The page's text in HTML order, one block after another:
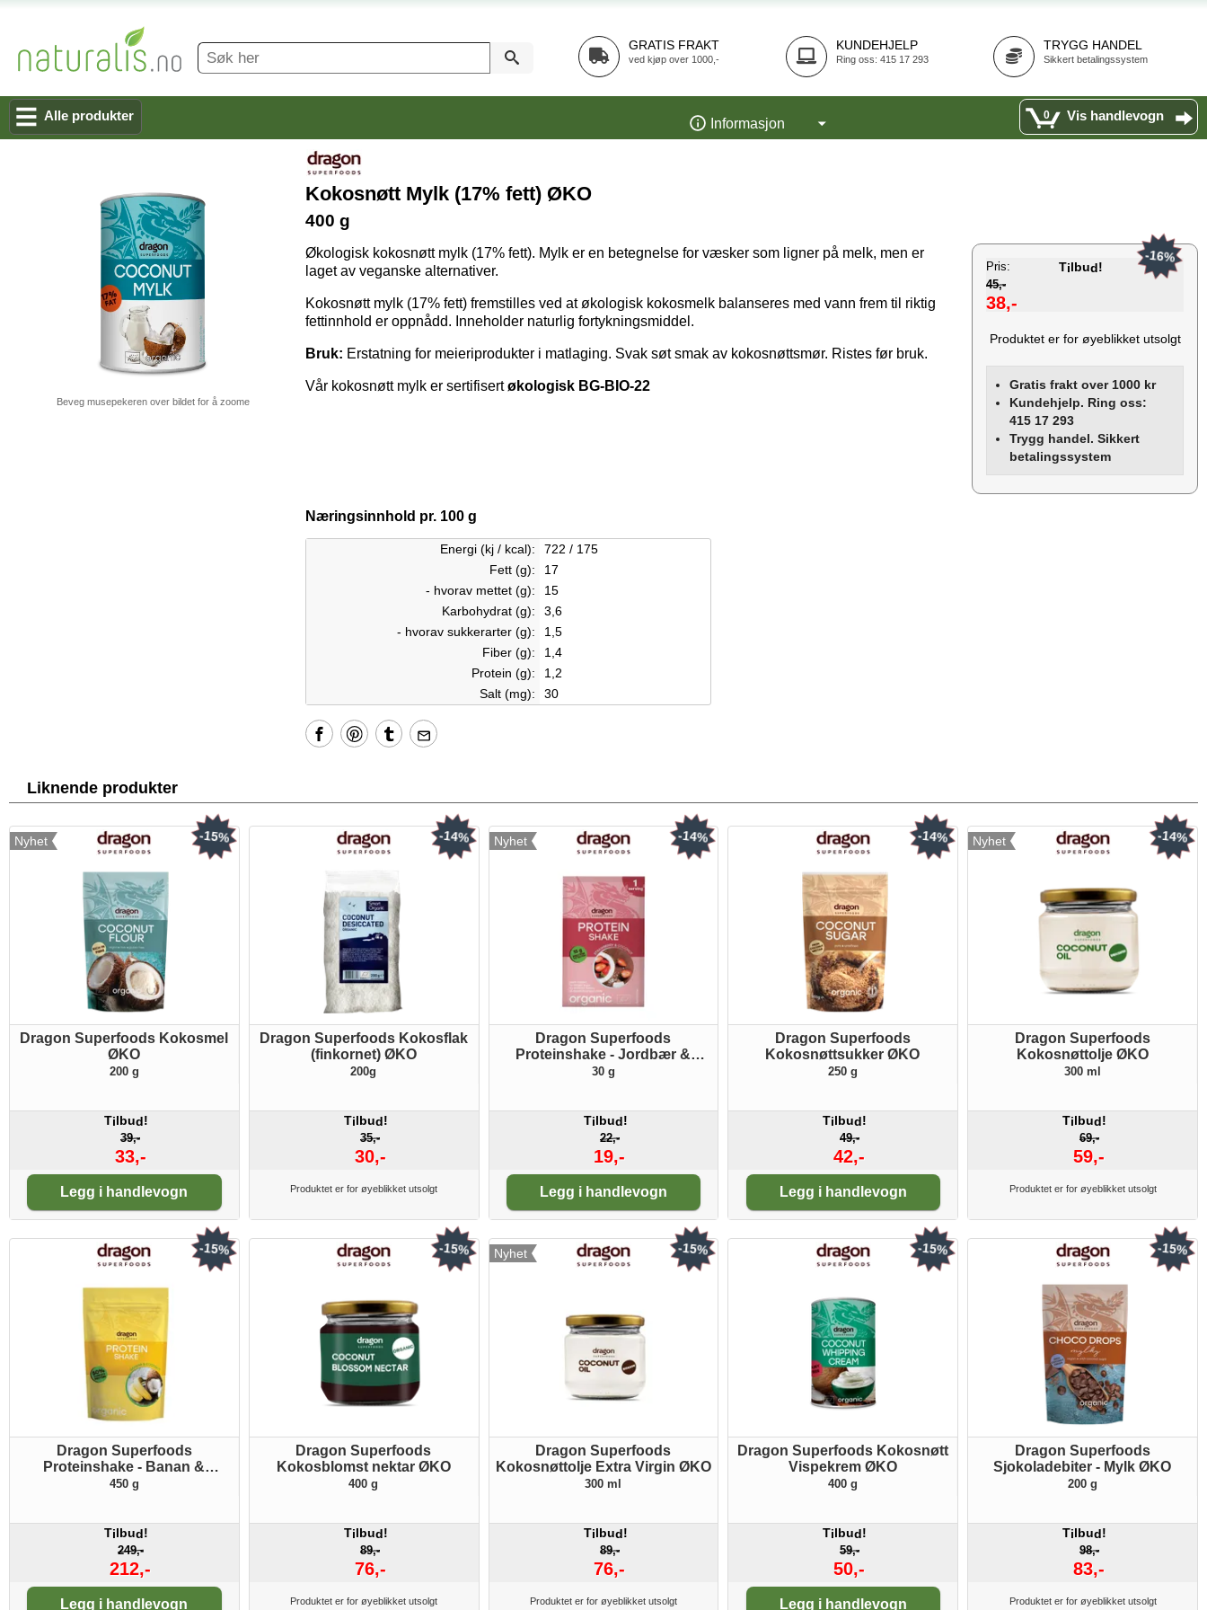
GRATIS FRAKT
ved kjøp over 1000,-
KUNDEHJELP
Ring oss: 415 17 293
TRYGG HANDEL
Sikkert betalingssystem
Alle produkter 0 Vis handlevogn
Informasjon
Kokosnøtt Mylk (17% fett) ØKO
400 g
Beveg musepekeren over bildet for å zoome
Pris: Tilbud!
45,-
38,-
-16%
Produktet er for øyeblikket utsolgt
Gratis frakt over 1000 kr
Kundehjelp. Ring oss:
415 17 293
Trygg handel. Sikkert
betalingssystem
Økologisk kokosnøtt mylk (17% fett). Mylk er en betegnelse for væsker som ligner på melk, men er
laget av veganske alternativer.
Kokosnøtt mylk (17% fett) fremstilles ved at økologisk kokosmelk balanseres med vann frem til riktig
fettinnhold er oppnådd. Inneholder naturlig fortykningsmiddel.
Bruk: Erstatning for meieriprodukter i matlaging. Svak søt smak av kokosnøttsmør. Ristes før bruk.
Vår kokosnøtt mylk er sertifisertøkologisk BG-BIO-22
Næringsinnhold pr. 100 g
Energi (kj / kcal):
722 / 175
Fett (g):
17
- hvorav mettet (g):
15
Karbohydrat (g):
3,6
- hvorav sukkerarter (g):
1,5
Fiber (g):
1,4
Protein (g):
1,2
Salt (mg):
30
Liknende produkter
Nyhet
Dragon Superfoods Kokosmel
ØKO
200 g
Tilbud!
39,-
33,-
-15%
Legg i handlevogn
Dragon Superfoods Kokosflak
(finkornet) ØKO
200g
Tilbud!
35,-
30,-
-14%
Produktet er for øyeblikket utsolgt
Nyhet
Dragon Superfoods
Proteinshake - Jordbær &
kokosnøtt ØKO porsjonspakke
30 g
Tilbud!
22,-
19,-
-14%
Legg i handlevogn
Dragon Superfoods
Kokosnøttsukker ØKO
250 g
Tilbud!
49,-
42,-
-14%
Legg i handlevogn
Nyhet
Dragon Superfoods
Kokosnøttolje ØKO
300 ml
Tilbud!
69,-
59,-
-14%
Produktet er for øyeblikket utsolgt
Dragon Superfoods
Proteinshake - Banan &
Kokosnøtt ØKO
450 g
Tilbud!
249,-
212,-
-15%
Legg i handlevogn
Dragon Superfoods
Kokosblomst nektar ØKO
400 g
Tilbud!
89,-
76,-
-15%
Produktet er for øyeblikket utsolgt
Nyhet
Dragon Superfoods
Kokosnøttolje Extra Virgin ØKO
300 ml
Tilbud!
89,-
76,-
-15%
Produktet er for øyeblikket utsolgt
Dragon Superfoods Kokosnøtt
Vispekrem ØKO
400 g
Tilbud!
59,-
50,-
-15%
Legg i handlevogn
Dragon Superfoods
Sjokoladebiter - Mylk ØKO
200 g
Tilbud!
98,-
83,-
-15%
Produktet er for øyeblikket utsolgt